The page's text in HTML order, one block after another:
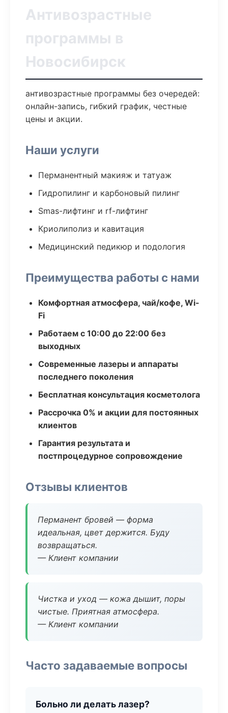
Антивозрастные
программы в
Новосибирск
антивозрастные программы без очередей:
онлайн-запись, гибкий график, честные
цены и акции.
Наши услуги
Перманентный макияж и татуаж
Гидропилинг и карбоновый пилинг
Smas-лифтинг и rf-лифтинг
Криолиполиз и кавитация
Медицинский педикюр и подология
Преимущества работы с нами
Комфортная атмосфера, чай/кофе, Wi-
Fi
Работаем с 10:00 до 22:00 без
выходных
Современные лазеры и аппараты
последнего поколения
Бесплатная консультация косметолога
Рассрочка 0% и акции для постоянных
клиентов
Гарантия результата и
постпроцедурное сопровождение
Отзывы клиентов
Перманент бровей — форма
идеальная, цвет держится. Буду
возвращаться.
— Клиент компании
Чистка и уход — кожа дышит, поры
чистые. Приятная атмосфера.
— Клиент компании
Часто задаваемые вопросы
Больно ли делать лазер?